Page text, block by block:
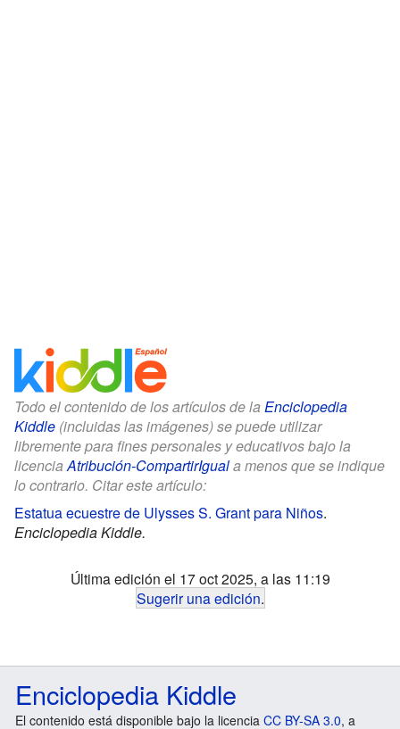
Todo el contenido de los artículos de la Enciclopedia
Kiddle (incluidas las imágenes) se puede utilizar
libremente para fines personales y educativos bajo la
licencia Atribución-CompartirIguala menos que se indique
lo contrario. Citar este artículo:
Estatua ecuestre de Ulysses S. Grant para Niños.
Enciclopedia Kiddle.
Última edición el 17 oct 2025, a las 11:19
Sugerir una edición.
Enciclopedia Kiddle
El contenido está disponible bajo la licencia CC BY-SA 3.0, a